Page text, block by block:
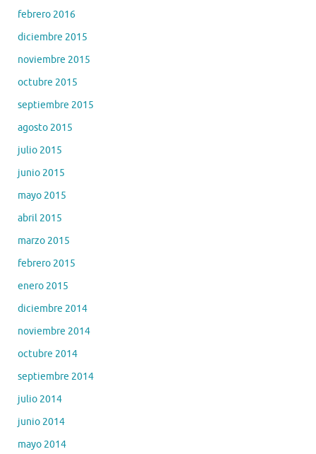
febrero 2016
diciembre 2015
noviembre 2015
octubre 2015
septiembre 2015
agosto 2015
julio 2015
junio 2015
mayo 2015
abril 2015
marzo 2015
febrero 2015
enero 2015
diciembre 2014
noviembre 2014
octubre 2014
septiembre 2014
julio 2014
junio 2014
mayo 2014